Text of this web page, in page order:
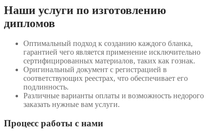
Наши услуги по изготовлению
дипломов
Оптимальный подход к созданию каждого бланка,
гарантией чего является применение исключительно
сертифицированных материалов, таких как гознак.
Оригинальный документ с регистрацией в
соответствующих реестрах, что обеспечивает его
подлинность.
Различные варианты оплаты и возможность недорого
заказать нужные вам услуги.
Процесс работы с нами